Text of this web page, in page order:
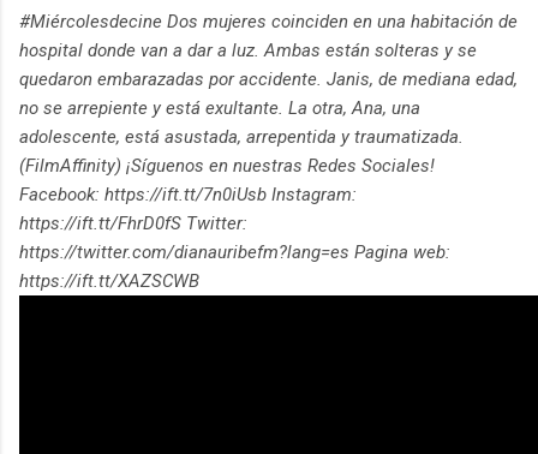
#Miércolesdecine Dos mujeres coinciden en una habitación de
hospital donde van a dar a luz. Ambas están solteras y se
quedaron embarazadas por accidente. Janis, de mediana edad,
no se arrepiente y está exultante. La otra, Ana, una
adolescente, está asustada, arrepentida y traumatizada.
(FilmAffinity) ¡Síguenos en nuestras Redes Sociales!
Facebook: https://ift.tt/7n0iUsb Instagram:
https://ift.tt/FhrD0fS Twitter:
https://twitter.com/dianauribefm?lang=es Pagina web:
https://ift.tt/XAZSCWB